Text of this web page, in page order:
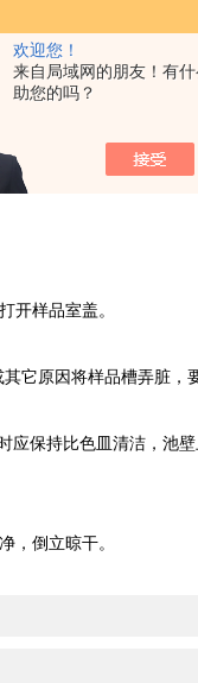
欢迎您！
来自局域网的朋友！有
助您的吗？
否则严禁操作仪器。
对镜灯的触碰，放大
为这是非常重要的
得污秽，从而使得光
样品室盖。
原因将样品槽弄脏，
持比色皿清洁，池
倒立晾干。